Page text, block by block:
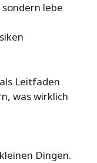
lebe
Leitfaden
was wirklich
Dingen.